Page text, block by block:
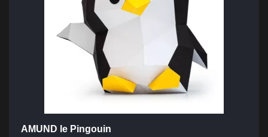
AMUND le Pingouin